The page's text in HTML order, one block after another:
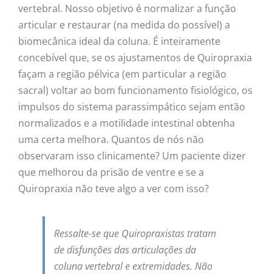
vertebral. Nosso objetivo é normalizar a função
articular e restaurar (na medida do possível) a
biomecânica ideal da coluna. É inteiramente
concebível que, se os ajustamentos de Quiropraxia
façam a região pélvica (em particular a região
sacral) voltar ao bom funcionamento fisiológico, os
impulsos do sistema parassimpático sejam então
normalizados e a motilidade intestinal obtenha
uma certa melhora. Quantos de nós não
observaram isso clinicamente? Um paciente dizer
que melhorou da prisão de ventre e se a
Quiropraxia não teve algo a ver com isso?
Ressalte-se que Quiropraxistas tratam
de disfunções das articulações da
coluna vertebral e extremidades. Não